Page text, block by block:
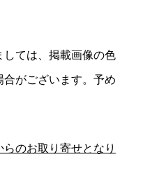
ては、掲載画像の色
がございます。予め
のお取り寄せとなり